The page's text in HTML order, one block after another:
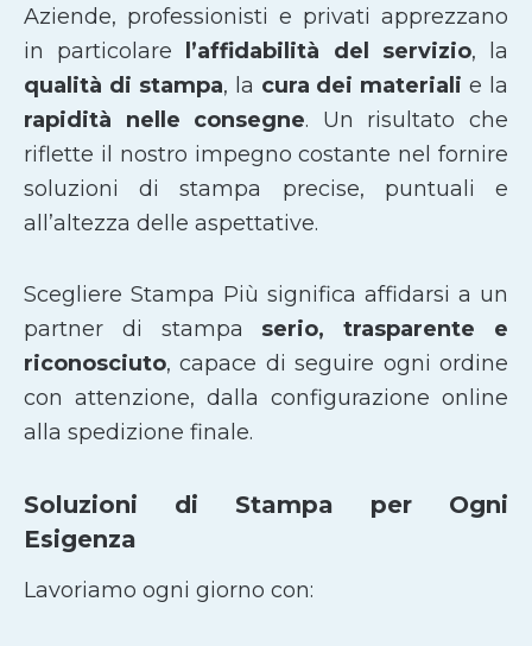
Aziende, professionisti e privati apprezzano
in particolare l’affidabilità del servizio, la
qualità di stampa, la cura dei materiali e la
rapidità nelle consegne. Un risultato che
riflette il nostro impegno costante nel fornire
soluzioni di stampa precise, puntuali e
all’altezza delle aspettative.
Scegliere Stampa Più significa affidarsi a un
partner di stampa serio, trasparente e
riconosciuto, capace di seguire ogni ordine
con attenzione, dalla configurazione online
alla spedizione finale.
Soluzioni di Stampa per Ogni
Esigenza
Lavoriamo ogni giorno con: